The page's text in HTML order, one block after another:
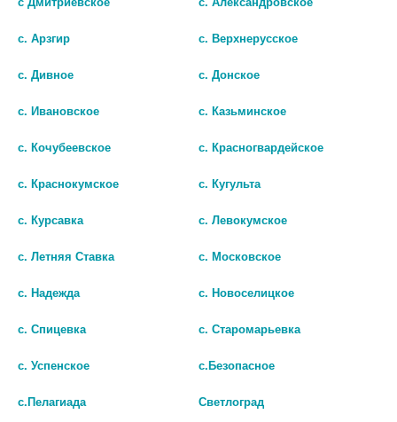
547
В КОРЗИНУ
565
с. Арзгир с. Верхнерусское
с. Дивное с. Донское
с. Ивановское с. Казьминское
с. Кочубеевское с. Красногвардейское
с. Краснокумское с. Кугульта
с. Курсавка с. Левокумское
с. Летняя Ставка с. Московское
с. Надежда с. Новоселицкое
с. Спицевка с. Старомарьевка
с. Успенское с.Безопасное
с.Пелагиада Светлоград